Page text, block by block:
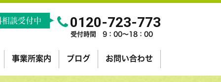
相談受付中 0120-723-773
受付時間 9：00～18：00
事業所案内 ブログ お問い合わせ